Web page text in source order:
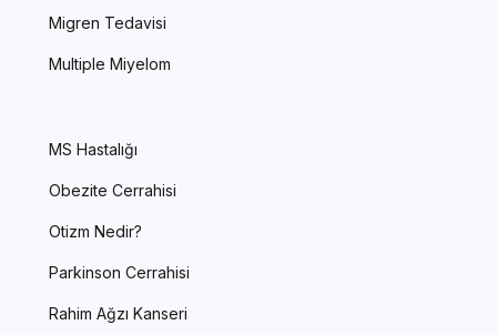
Migren Tedavisi
Multiple Miyelom
MS Hastalığı
Obezite Cerrahisi
Otizm Nedir?
Parkinson Cerrahisi
Rahim Ağzı Kanseri